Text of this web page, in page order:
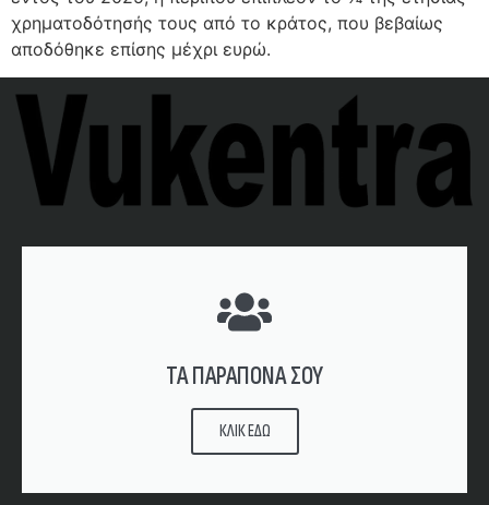
χρηματοδότησής τους από το κράτος, που βεβαίως
αποδόθηκε επίσης μέχρι ευρώ.
ΤΑ ΠΑΡΑΠΟΝΑ ΣΟΥ
ΚΛΙΚ ΕΔΩ